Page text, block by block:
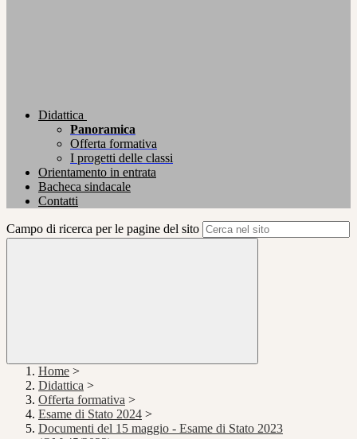
Didattica
Panoramica
Offerta formativa
I progetti delle classi
Orientamento in entrata
Bacheca sindacale
Contatti
Campo di ricerca per le pagine del sito
Home >
Didattica >
Offerta formativa >
Esame di Stato 2024 >
Documenti del 15 maggio - Esame di Stato 2023